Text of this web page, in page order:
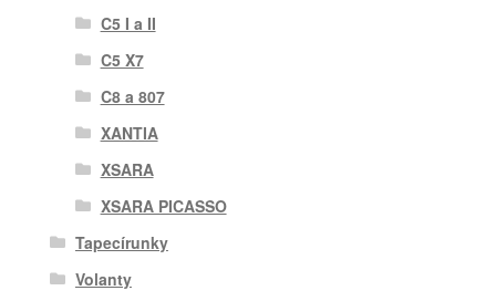
C5 I a II
C5 X7
C8 a 807
XANTIA
XSARA
XSARA PICASSO
Tapecírunky
Volanty